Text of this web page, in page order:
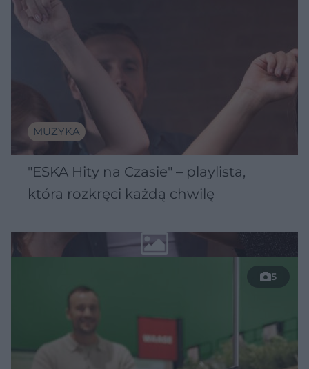
MUZYKA
"ESKA Hity na Czasie" – playlista,
która rozkręci każdą chwilę
5